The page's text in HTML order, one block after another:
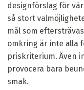
designförslag för
så stort
mål som
omkring är inte alla
priskriterium. Även
provocera bara
smak.